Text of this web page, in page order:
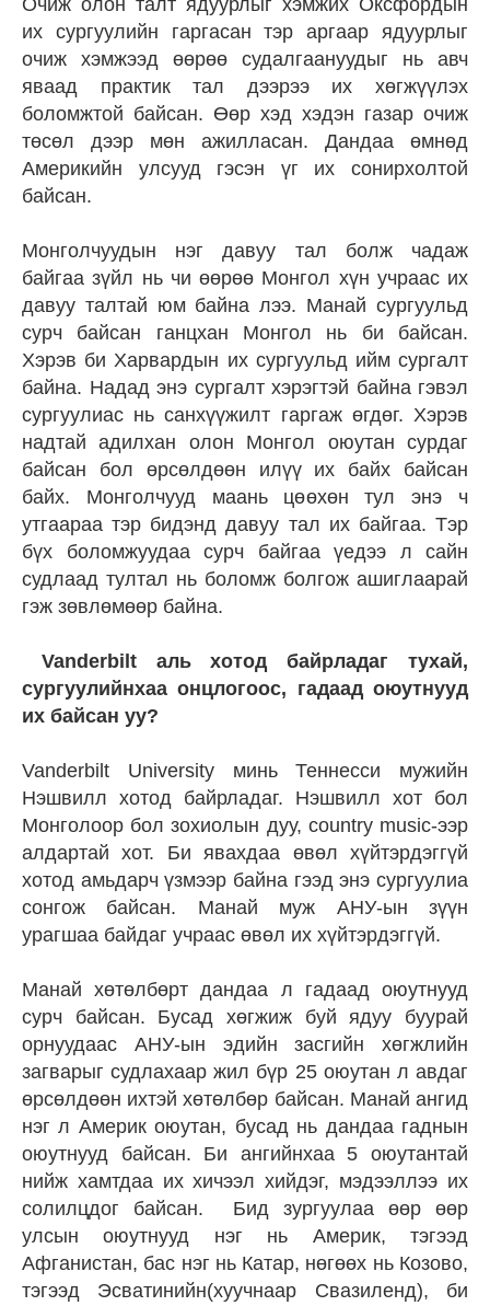
Очиж олон талт ядуурлыг хэмжих Оксфордын
их сургуулийн гаргасан тэр аргаар ядуурлыг
очиж хэмжээд өөрөө судалгаануудыг нь авч
яваад практик тал дээрээ их хөгжүүлэх
боломжтой байсан. Өөр хэд хэдэн газар очиж
төсөл дээр мөн ажилласан. Дандаа өмнөд
Америкийн улсууд гэсэн үг их сонирхолтой
байсан.
Монголчуудын нэг давуу тал болж чадаж
байгаа зүйл нь чи өөрөө Монгол хүн учраас их
давуу талтай юм байна лээ. Манай сургуульд
сурч байсан ганцхан Монгол нь би байсан.
Хэрэв би Харвардын их сургуульд ийм сургалт
байна. Надад энэ сургалт хэрэгтэй байна гэвэл
сургуулиас нь санхүүжилт гаргаж өгдөг. Хэрэв
надтай адилхан олон Монгол оюутан сурдаг
байсан бол өрсөлдөөн илүү их байх байсан
байх. Монголчууд маань цөөхөн тул энэ ч
утгаараа тэр бидэнд давуу тал их байгаа. Тэр
бүх боломжуудаа сурч байгаа үедээ л сайн
судлаад тултал нь боломж болгож ашиглаарай
гэж зөвлөмөөр байна.
Vanderbilt аль хотод байрладаг тухай,
сургуулийнхаа онцлогоос, гадаад оюутнууд
их байсан уу?
Vanderbilt University минь Теннесси мужийн
Нэшвилл хотод байрладаг. Нэшвилл хот бол
Монголоор бол зохиолын дуу, country music-ээр
алдартай хот. Би явахдаа өвөл хүйтэрдэггүй
хотод амьдарч үзмээр байна гээд энэ сургуулиа
сонгож байсан. Манай муж АНУ-ын зүүн
урагшаа байдаг учраас өвөл их хүйтэрдэггүй.
Манай хөтөлбөрт дандаа л гадаад оюутнууд
сурч байсан. Бусад хөгжиж буй ядуу буурай
орнуудаас АНУ-ын эдийн засгийн хөгжлийн
загварыг судлахаар жил бүр 25 оюутан л авдаг
өрсөлдөөн ихтэй хөтөлбөр байсан. Манай ангид
нэг л Америк оюутан, бусад нь дандаа гаднын
оюутнууд байсан. Би ангийнхаа 5 оюутантай
нийж хамтдаа их хичээл хийдэг, мэдээллээ их
солилцдог байсан. Бид зургуулаа өөр өөр
улсын оюутнууд нэг нь Америк, тэгээд
Афганистан, бас нэг нь Катар, нөгөөх нь Козово,
тэгээд Эсватинийн(хуучнаар Свазиленд), би